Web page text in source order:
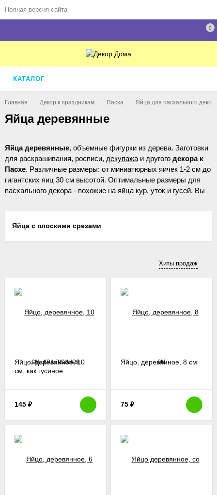
Полная версия сайта
0
КАТАЛОГ
Главная Декор к праздникам Пасха Яйца для пасхального
Яйца деревянные
Яйца деревянные, объемные фигурки из дерева. Заготовки
для раскрашивания, росписи, декупажа и другого декора к
Пасхе. Различные размеры: от миниатюрных яичек 1-2 см до
гигантских яиц 30 см высотой. Оптимальные размеры для
пасхального декора - похожие на яйца кур, уток и гусей. Вы
Вы сможете декорировать своими руками великолепные
пасхальные яйцав стиле Фаберже. Или сделать
Яйца с плоскими срезами
Хиты продаж
Яйцо, деревянное, 10
см, как гусиное
145 ₽
Яйцо, деревянное, 8 см
75 ₽